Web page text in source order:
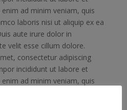
ad minim veniam, quis
laboris nisi ut aliquip ex ea
aute irure dolor in
velit esse cillum dolore.
consectetur adipiscing
incididunt ut labore et
ad minim veniam, quis
aute irure dolor in